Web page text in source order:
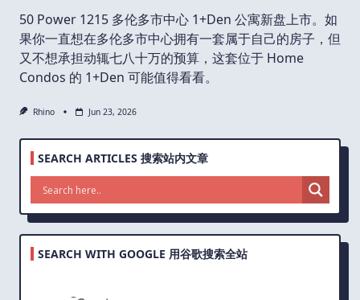
50 Power 1215 多伦多市中心 1+Den 公寓新盘上市。如
果你一直想在多伦多市中心拥有一套属于自己的房子，但
又不想承担动辄七八十万的预算，这套位于 Home
Condos 的 1+Den 可能值得看看。
Rhino Jun 23, 2026
SEARCH ARTICLES 搜索站内文章
SEARCH WITH GOOGLE 用谷歌搜索全站